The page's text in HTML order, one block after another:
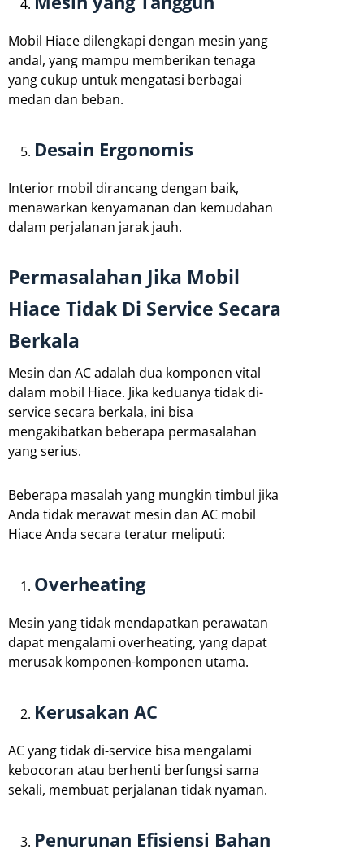
Mobil Hiace dilengkapi dengan mesin yang
andal, yang mampu memberikan tenaga
yang cukup untuk mengatasi berbagai
medan dan beban.
Desain Ergonomis
Interior mobil dirancang dengan baik,
menawarkan kenyamanan dan kemudahan
dalam perjalanan jarak jauh.
Permasalahan Jika Mobil
Hiace Tidak Di Service Secara
Berkala
Mesin dan AC adalah dua komponen vital
dalam mobil Hiace. Jika keduanya tidak di-
service secara berkala, ini bisa
mengakibatkan beberapa permasalahan
yang serius.
Beberapa masalah yang mungkin timbul jika
Anda tidak merawat mesin dan AC mobil
Hiace Anda secara teratur meliputi:
Overheating
Mesin yang tidak mendapatkan perawatan
dapat mengalami overheating, yang dapat
merusak komponen-komponen utama.
Kerusakan AC
AC yang tidak di-service bisa mengalami
kebocoran atau berhenti berfungsi sama
sekali, membuat perjalanan tidak nyaman.
Penurunan Efisiensi Bahan